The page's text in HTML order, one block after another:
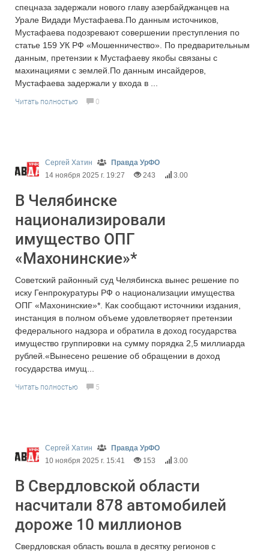
спецназа задержали нового главу азербайджанцев на
Урале Видади Мустафаева.По данным источников,
Мустафаева подозревают совершении преступления по
статье 159 УК РФ «Мошенничество». По предварительным
данным, претензии к Мустафаеву якобы связаны с
махинациями с землей.По данным инсайдеров,
Мустафаева задержали у входа в ...
Читать полностью 0
Сергей Хатин
Правда УрФО
14 ноября 2025 г. 19:27
243 3.00
В Челябинске
национализировали
имущество ОПГ
«Махонинские»*
Советский районный суд Челябинска вынес решение по
иску Генпрокуратуры РФ о национализации имущества
ОПГ «Махонинские»*. Как сообщают источники издания,
инстанция в полном объеме удовлетворяет претензии
федерального надзора и обратила в доход государства
имущество группировки на сумму порядка 2,5 миллиарда
рублей.«Вынесено решение об обращении в доход
государства имущ...
Читать полностью 5
Сергей Хатин
Правда УрФО
10 ноября 2025 г. 15:41
153 3.00
В Свердловской области
насчитали 878 автомобилей
дороже 10 миллионов
Свердловская область вошла в десятку регионов с